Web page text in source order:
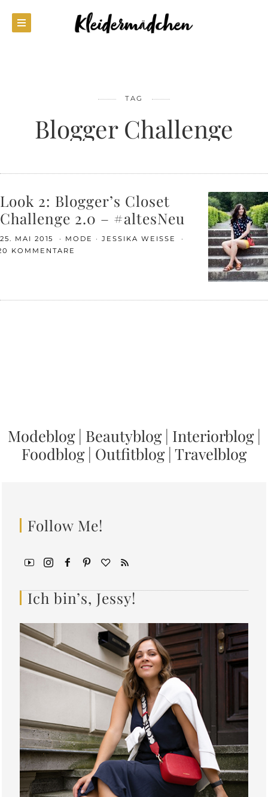
TAG
Blogger Challenge
Look 2: Blogger’s Closet
Challenge 2.0 – #altesNeu
25. MAI 2015 MODE
JESSIKA WEISSE
KOMMENTARE
Modeblog| Beautyblog| Interiorblog|
Foodblog| Outfitblog| Travelblog
Follow Me!
Ich bin’s, Jessy!